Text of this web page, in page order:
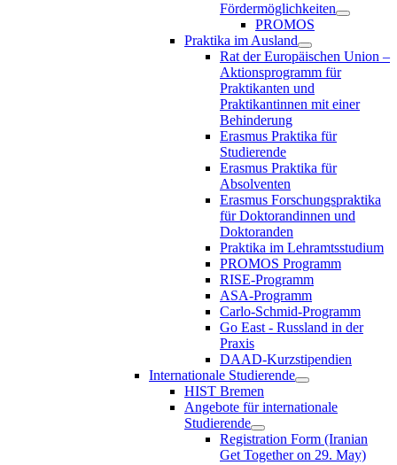
Fördermöglichkeiten
PROMOS
Praktika im Ausland
Rat der Europäischen Union –
Aktionsprogramm für
Praktikanten und
Praktikantinnen mit einer
Behinderung
Erasmus Praktika für
Studierende
Erasmus Praktika für
Absolventen
Erasmus Forschungspraktika
für Doktorandinnen und
Doktoranden
Praktika im Lehramtsstudium
PROMOS Programm
RISE-Programm
ASA-Programm
Carlo-Schmid-Programm
Go East - Russland in der
Praxis
DAAD-Kurzstipendien
Internationale Studierende
HIST Bremen
Angebote für internationale
Studierende
Registration Form (Iranian
Get Together on 29. May)